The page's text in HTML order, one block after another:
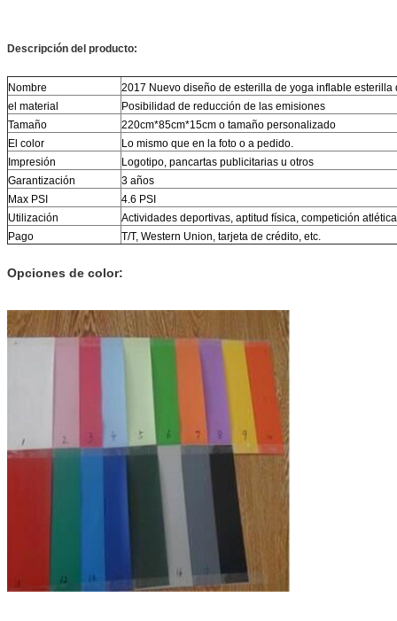
Descripción del producto:
Nombre
2017 Nuevo diseño de esterilla de yoga inflable esterilla
el material
Posibilidad de reducción de las emisiones
Tamaño
220cm*85cm*15cm o tamaño personalizado
El color
Lo mismo que en la foto o a pedido.
Impresión
Logotipo, pancartas publicitarias u otros
Garantización
3 años
Max PSI
4.6 PSI
Utilización
Actividades deportivas, aptitud física, competición
Pago
T/T, Western Union, tarjeta de crédito, etc.
Opciones de color: